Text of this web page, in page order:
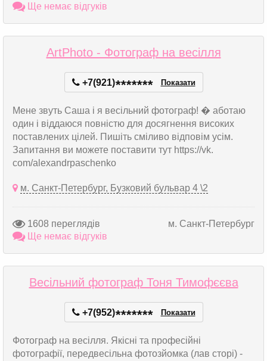
Ще немає відгуків
ArtPhoto - Фотограф на весілля
+7(921)******* Показати
Мене звуть Саша і я весільний фотограф! � аботаю
один і віддаюся повністю для досягнення високих
поставлених цілей. Пишіть сміливо відповім усім.
Запитання ви можете поставити тут https://vk.
com/alexandrpaschenko
м. Санкт-Петербург, Бузковий бульвар 4 \2
1608 переглядів
м. Санкт-Петербург
Ще немає відгуків
Весільний фотограф Тоня Тимофєєва
+7(952)******* Показати
Фотограф на весілля. Якісні та професійні
фотографії, передвесільна фотозйомка (лав сторі) -